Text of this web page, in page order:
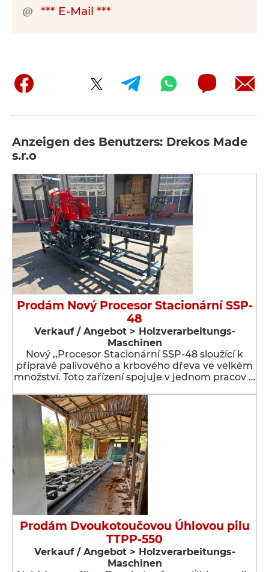
*** E-Mail ***
Anzeigen des Benutzers: Drekos Made
s.r.o
Prodám Nový Procesor Stacionární SSP-
48
Verkauf / Angebot > Holzverarbeitungs-
Maschinen
Nový ,,Procesor Stacionární SSP-48 sloužící k
přípravě palivového a krbového dřeva ve velkém
množství. Toto zařízení spojuje v jednom pracov …
Prodám Dvoukotoučovou Úhlovou pilu
TTPP-550
Verkauf / Angebot > Holzverarbeitungs-
Maschinen